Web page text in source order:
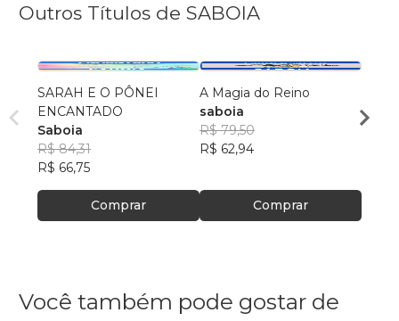
Outros Títulos de SABOIA
SARAH E O PÔNEI
ENCANTADO
Saboia
R$ 84,31
R$ 66,75
Comprar
A Magia do Reino
saboia
R$ 79,50
R$ 62,94
Comprar
R$
Você também pode gostar de